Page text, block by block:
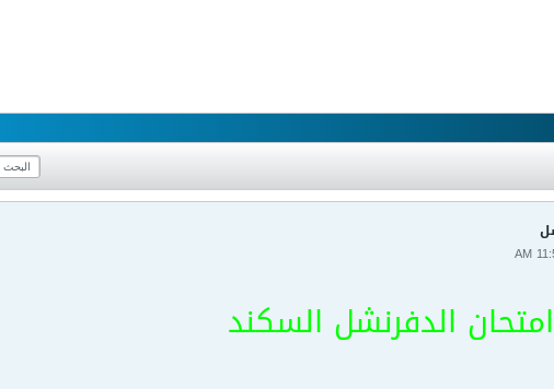
الدفرنشل السكند